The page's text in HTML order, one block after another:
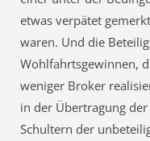
etwas verpätet
waren. Und die
Wohlfahrtsgewinnen,
weniger Broker
in der Übertragung
Schultern der